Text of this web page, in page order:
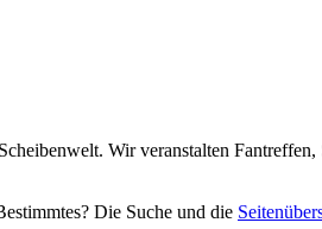
Wir veranstalten
Die Suche und die